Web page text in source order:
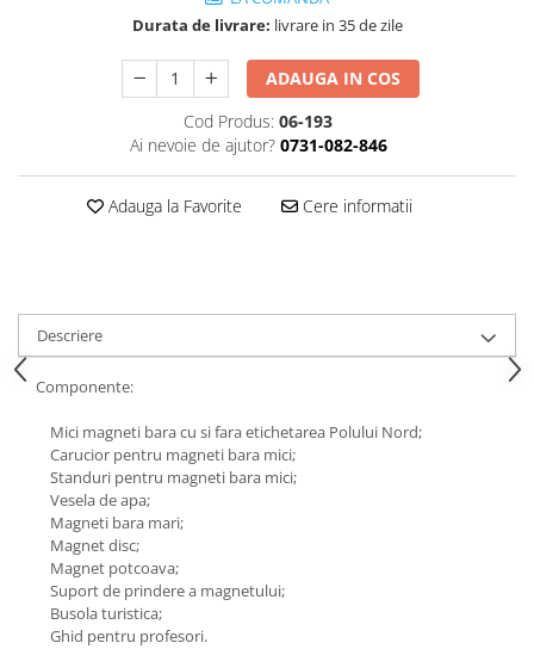
Table magnetice din sticla
Durata de livrare: livrare in 35 de zile
ADAUGA IN COS
Cod Produs: 06-193
Ai nevoie de ajutor? 0731-082-846
Adauga la Favorite Cere informatii
Descriere
Componente:
Mici magneti bara cu si fara etichetarea Polului Nord;
Carucior pentru magneti bara mici;
Standuri pentru magneti bara mici;
Vesela de apa;
Magneti bara mari;
Magnet disc;
Magnet potcoava;
Suport de prindere a magnetului;
Busola turistica;
Ghid pentru profesori.